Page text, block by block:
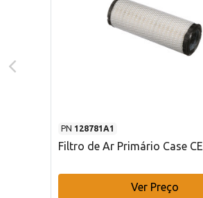
PN 128781A1
Filtro de Ar Primário Case CE
Ver Preço